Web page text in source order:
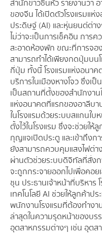
สำนักข่าวซินหัว รายงานว่า
ของจีน ได้เปิดตัวโรงแรมแ
ประดิษฐ์ (AI) และหุ่นยนต์ต่า
ไม่ว่าจะเป็นการเช็คอิน การ
สะอาดห้องพัก ขณะที่การจอง
สามารถทำได้เพียงกดปุ่มบ
กี่ปุ่ม ทั้งนี้ โรงแรมแห่งอนาค
บริการในเมืองหางโจว ซึ่งเ
เป็นสถานที่ตั้งของสำนักงา
แห่งอนาคตที่แรกของอาลีบา
ในโรงแรมด้วยระบบสแกนใ
ตั้งไว้ในโรงแรม ซึ่งจะช่วยใ
กุญแจเปิดประตู และเข้าถึงก
ยังสามารถควบคุมแสงไฟต่า
ผ่านตัวช่วยระบบดิจิทัลที่สั่ง
จะถูกกระจายออกไปเพื่อคอ
ชุน ประธานเจ้าหน้าที่บริหาร
เทคโนโลยี AI ช่วยให้ลูกค้าป
พนักงานโรงแรมที่ต้องทำงา
ล่าสุดในความรุดหน้าของบร
อุตสาหกรรมต่างๆ เช่น อุต